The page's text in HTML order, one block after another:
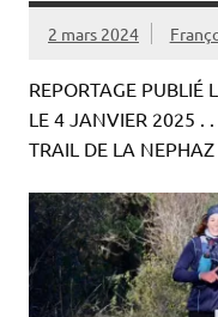
2 mars 2024
REPORTAGE PUBLIÉ
LE 4 JANVIER 2025 .
TRAIL DE LA